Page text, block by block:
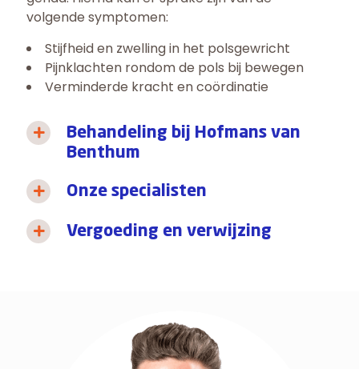
volgende symptomen:
Stijfheid en zwelling in het polsgewricht
Pijnklachten rondom de pols bij bewegen
Verminderde kracht en coördinatie
Behandeling bij Hofmans van
Benthum
Onze specialisten
Vergoeding en verwijzing